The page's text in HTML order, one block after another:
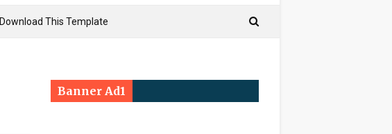
Download This Template
Banner Ad1